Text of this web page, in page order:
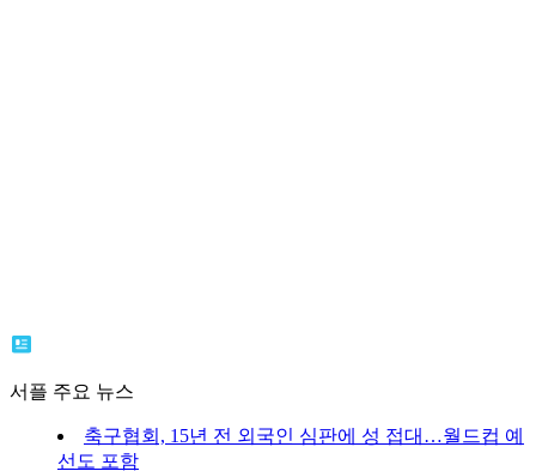
서플 주요 뉴스
축구협회, 15년 전 외국인 심판에 성 접대…월드컵 예
선도 포함